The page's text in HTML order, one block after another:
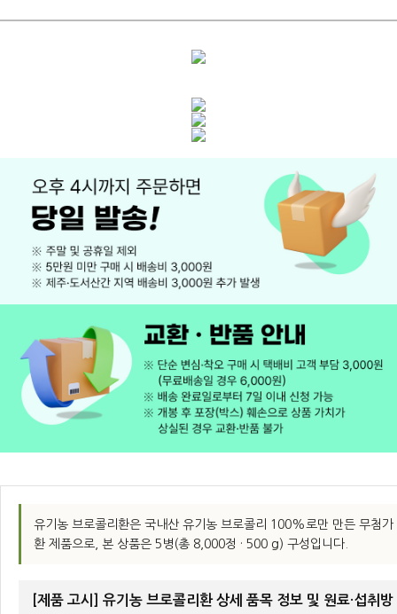
유기농 브로콜리환은 국내산 유기농 브로콜리 100%로만 만든 무첨가
환 제품으로, 본 상품은 5병(총 8,000정 · 500 g) 구성입니다.
[제품 고시] 유기농 브로콜리환 상세 품목 정보 및 원료·섭취방